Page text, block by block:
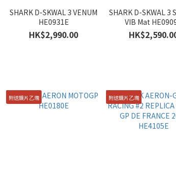
SHARK D-SKWAL 3 VENUM
HE0931E
HK$2,990.00
SHARK D-SKWAL 3
VIB Mat
附送鏡片乙塊 附送鏡片乙塊